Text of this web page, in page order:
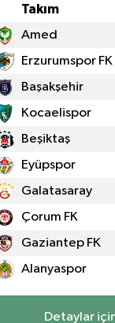
Takım
Amed
Erzurumspor FK
Başakşehir
Kocaelispor
Beşiktaş
Eyüpspor
Galatasaray
Çorum FK
Gaziantep FK
Alanyaspor
Detaylar